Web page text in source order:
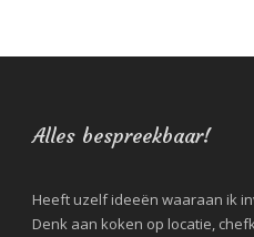
Alles bespreekbaar!
Heeft uzelf ideeën waaraan ik
Denk aan koken op locatie,